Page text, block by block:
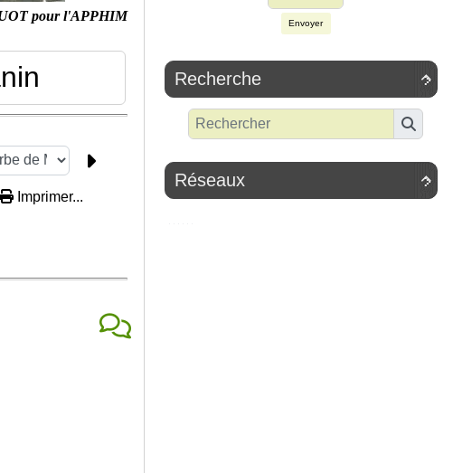
pour l'APPHIM
Imprimer...
Envoyer

Recherche

Réseaux